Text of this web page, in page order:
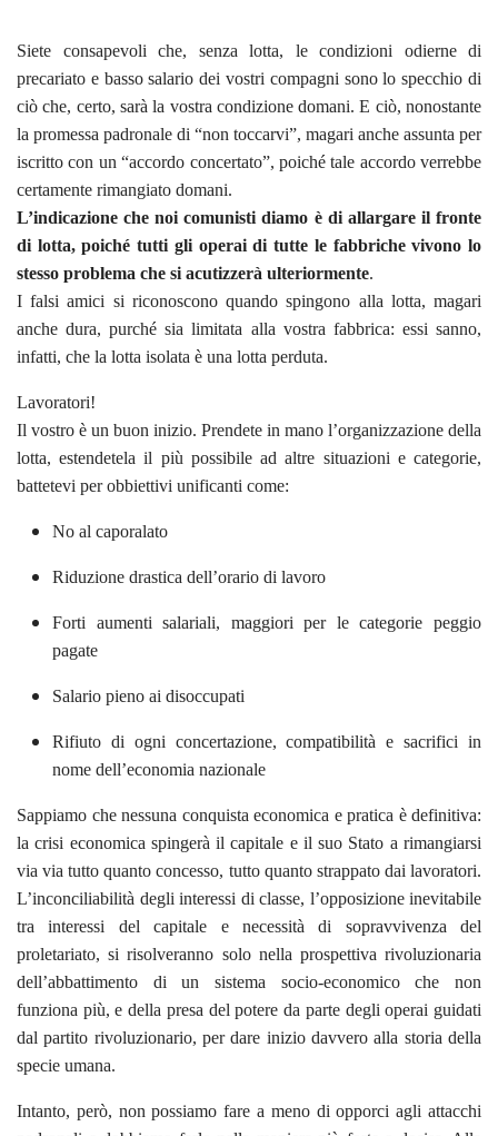
Siete consapevoli che, senza lotta, le condizioni odierne di
precariato e basso salario dei vostri compagni sono lo specchio di
ciò che, certo, sarà la vostra condizione domani. E ciò, nonostante
la promessa padronale di “non toccarvi”, magari anche assunta per
iscritto con un “accordo concertato”, poiché tale accordo verrebbe
certamente rimangiato domani.
L’indicazione che noi comunisti diamo è di allargare il fronte
di lotta, poiché tutti gli operai di tutte le fabbriche vivono lo
stesso problema che si acutizzerà ulteriormente.
I falsi amici si riconoscono quando spingono alla lotta, magari
anche dura, purché sia limitata alla vostra fabbrica: essi sanno,
infatti, che la lotta isolata è una lotta perduta.
Lavoratori!
Il vostro è un buon inizio. Prendete in mano l’organizzazione della
lotta, estendetela il più possibile ad altre situazioni e categorie,
battetevi per obbiettivi unificanti come:
No al caporalato
Riduzione drastica dell’orario di lavoro
Forti aumenti salariali, maggiori per le categorie peggio
pagate
Salario pieno ai disoccupati
Rifiuto di ogni concertazione, compatibilità e sacrifici in
nome dell’economia nazionale
Sappiamo che nessuna conquista economica e pratica è definitiva:
la crisi economica spingerà il capitale e il suo Stato a rimangiarsi
via via tutto quanto concesso, tutto quanto strappato dai lavoratori.
L’inconciliabilità degli interessi di classe, l’opposizione inevitabile
tra interessi del capitale e necessità di sopravvivenza del
proletariato, si risolveranno solo nella prospettiva rivoluzionaria
dell’abbattimento di un sistema socio-economico che non
funziona più, e della presa del potere da parte degli operai guidati
dal partito rivoluzionario, per dare inizio davvero alla storia della
specie umana.
Intanto, però, non possiamo fare a meno di opporci agli attacchi